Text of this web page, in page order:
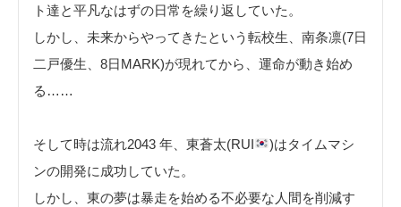
ト達と平凡なはずの日常を繰り返していた。
しかし、未来からやってきたという転校生、南条凛(7日
二戸優生、8日MARK)が現れてから、運命が動き始め
る……
そして時は流れ2043 年、東蒼太(RUI
)はタイムマシ
ンの開発に成功していた。
しかし、東の夢は暴走を始める不必要な人間を削減す